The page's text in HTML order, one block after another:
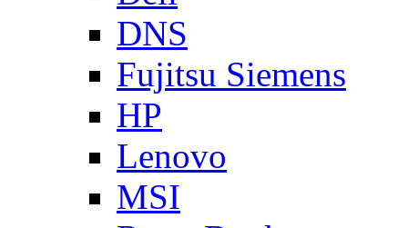
DNS
Fujitsu Siemens
HP
Lenovo
MSI